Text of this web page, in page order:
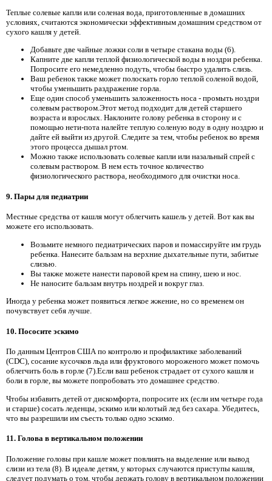
Теплые солевые капли или соленая вода, приготовленные в домашних
условиях, считаются экономически эффективным домашним средством от
сухого кашля у детей.
Добавьте две чайные ложки соли в четыре стакана воды (6).
Капните две капли теплой физиологической воды в ноздри ребенка.
Попросите его немедленно подуть, чтобы быстро удалить слизь.
Ваш ребенок также может полоскать горло теплой соленой водой,
чтобы уменьшить раздражение горла.
Еще один способ уменьшить заложенность носа - промыть ноздри
солевым раствором.Этот метод подходит для детей старшего
возраста и взрослых. Наклоните голову ребенка в сторону и с
помощью нети-пота налейте теплую соленую воду в одну ноздрю и
дайте ей выйти из другой. Следите за тем, чтобы ребенок во время
этого процесса дышал ртом.
Можно также использовать солевые капли или назальный спрей с
солевым раствором. В нем есть точное количество
физиологического раствора, необходимого для очистки носа.
9. Пары для педиатрии
Местные средства от кашля могут облегчить кашель у детей. Вот как вы
можете его использовать.
Возьмите немного педиатрических паров и помассируйте им грудь
ребенка. Нанесите бальзам на верхние дыхательные пути, забитые
слизью.
Вы также можете нанести паровой крем на спину, шею и нос.
Не наносите бальзам внутрь ноздрей и вокруг глаз.
Иногда у ребенка может появиться легкое жжение, но со временем он
почувствует себя лучше.
10. Пососите эскимо
По данным Центров США по контролю и профилактике заболеваний
(CDC), сосание кусочков льда или фруктового мороженого может помочь
облегчить боль в горле (7).Если ваш ребенок страдает от сухого кашля и
боли в горле, вы можете попробовать это домашнее средство.
Чтобы избавить детей от дискомфорта, попросите их (если им четыре года
и старше) сосать леденцы, эскимо или колотый лед без сахара. Убедитесь,
что вы разрешили им съесть только одно эскимо.
11. Голова в вертикальном положении
Положение головы при кашле может повлиять на выделение или вывод
слизи из тела (8). В идеале детям, у которых случаются приступы кашля,
следует подумать о том, чтобы держать голову в вертикальном положении